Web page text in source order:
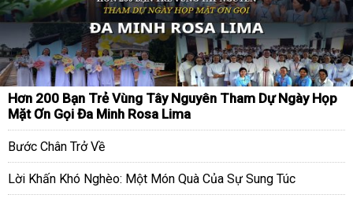
Hơn 200 Bạn Trẻ Vùng Tây Nguyên Tham Dự Ngày Họp
Mặt Ơn Gọi Đa Minh Rosa Lima
Bước Chân Trở Về
Lời Khấn Khó Nghèo: Một Món Quà Của Sự Sung Túc